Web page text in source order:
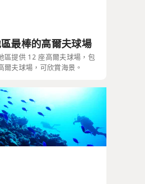
最棒的高爾夫球場
區提供 12 座高爾夫球場，包
爾夫球場，可欣賞海景。